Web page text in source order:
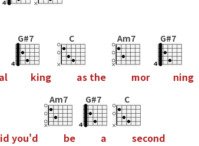
al
G#7
king
C
as the
Am7
mor
G#7
ning
id you'd
Am7
be
G#7
a
C
second